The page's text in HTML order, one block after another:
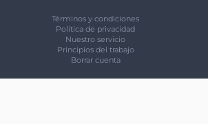
Términos y condiciones
Política de privacidad
Nuestro servicio
Principios del trabajo
Borrar cuenta